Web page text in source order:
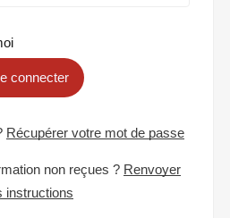
connecter
Récupérer votre mot de passe
non reçues ? Renvoyer
instructions